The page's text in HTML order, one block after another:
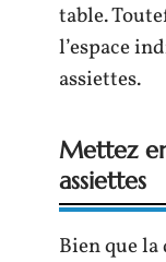
table.
l’espace
assiettes.
Mettez
assiettes
Bien que la